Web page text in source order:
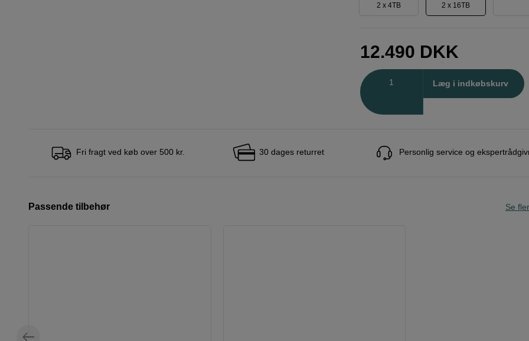
2 x 4TB 2 x 16TB
12.490 DKK
Læg i indkøbskurv
Fri fragt ved køb over 500 kr. 30 dages returret Personlig service og
Passende tilbehør Se